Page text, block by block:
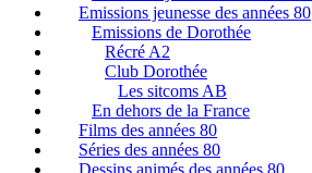
Emissions jeunesse des années 80
Emissions de Dorothée
Récré A2
Club Dorothée
Les sitcoms AB
En dehors de la France
Films des années 80
Séries des années 80
Dessins animés des années 80